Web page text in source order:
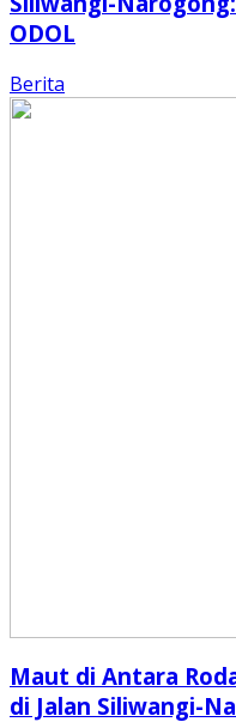
ODOL
Berita
Maut di Antara
di Jalan Siliwangi-